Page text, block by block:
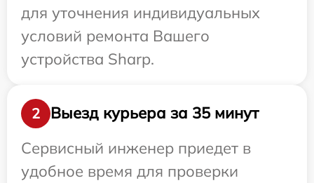
для уточнения индивидуальных
условий ремонта Вашего
устройства Sharp.
2
Выезд курьера за 35 минут
Сервисный инженер приедет в
удобное время для проверки